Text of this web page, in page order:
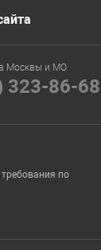
Москвы и МО
323-86-68
по